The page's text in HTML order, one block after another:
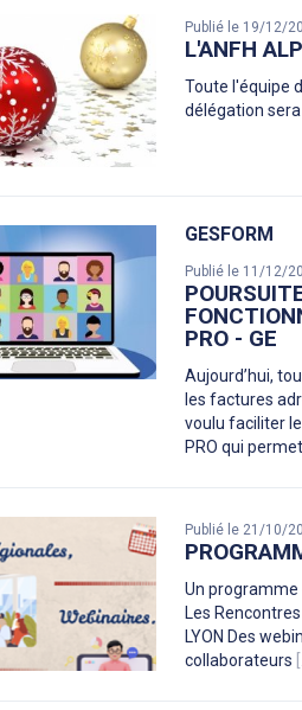
Publié le 19/12/
L'ANFH
Toute l'équipe
délégation
GESFORM
Publié le 11/12/
PRO - GE
Aujourd’hui,
les factures
voulu faciliter
PRO qui permet
Publié le 21/10/
Un programme
Les
LYON Des
collaborateurs